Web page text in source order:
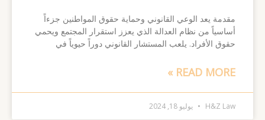
مقدمة يعد الوعي القانوني وحماية حقوق المواطنين جزءاً
أساسياً من نظام العدالة الذي يعزز استقرار المجتمع ويحمي
حقوق الأفراد. يلعب المستشار القانوني دوراً حيوياً في
READ MORE »
H&Z Law يوليو 18, 2024